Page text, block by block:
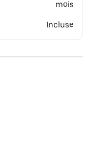
mois
Incluse